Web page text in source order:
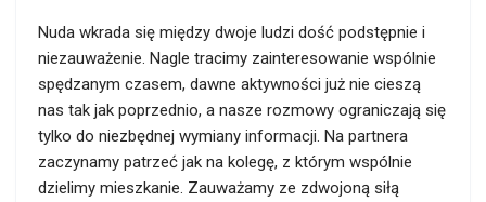
Nuda wkrada się między dwoje ludzi dość podstępnie i
niezauważenie. Nagle tracimy zainteresowanie wspólnie
spędzanym czasem, dawne aktywności już nie cieszą
nas tak jak poprzednio, a nasze rozmowy ograniczają się
tylko do niezbędnej wymiany informacji. Na partnera
zaczynamy patrzeć jak na kolegę, z którym wspólnie
dzielimy mieszkanie. Zauważamy ze zdwojoną siłą